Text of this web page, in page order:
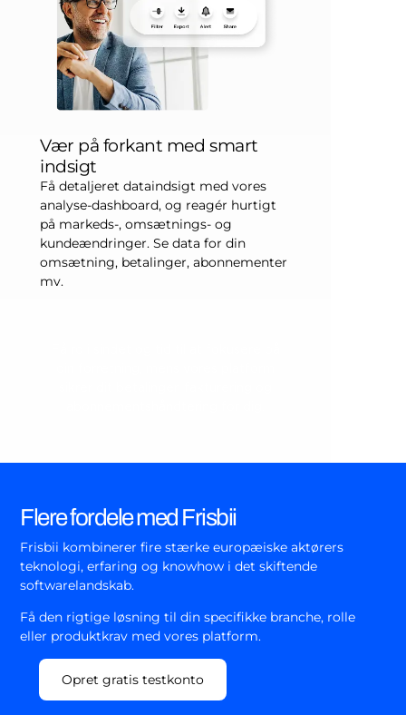
Vær på forkant med smart
indsigt
Få detaljeret dataindsigt med vores
analyse-dashboard, og reagér hurtigt
på markeds-, omsætnings- og
kundeændringer. Se data for din
omsætning, betalinger, abonnementer
mv.
Flere fordele med Frisbii
Frisbii kombinerer fire stærke europæiske aktørers
teknologi, erfaring og knowhow i det skiftende
softwarelandskab.
Få den rigtige løsning til din specifikke branche, rolle
eller produktkrav med vores platform.
Opret gratis testkonto